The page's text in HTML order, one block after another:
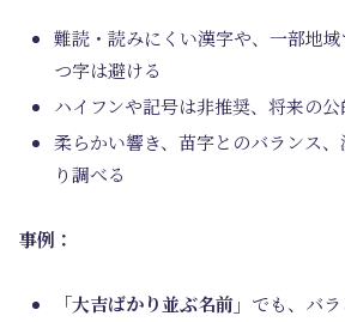
難読・読みにくい漢字や、一部地
つ字は避ける
ハイフンや記号は非推奨、将来の
柔らかい響き、苗字とのバランス
り調べる
事例：
「大吉ばかり並ぶ名前」 でも、バ